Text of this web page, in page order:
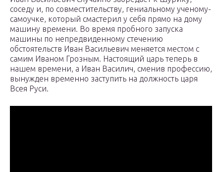
соседу и, по совместительству, гениальному ученому-
самоучке, который смастерил у себя прямо на дому
машину времени. Во время пробного запуска
машины по непредвиденному стечению
обстоятельств Иван Васильевич меняется местом с
самим Иваном Грозным. Настоящий царь теперь в
нашем времени, а Иван Василич, сменив профессию,
вынужден временно заступить на должность царя
Всея Руси.